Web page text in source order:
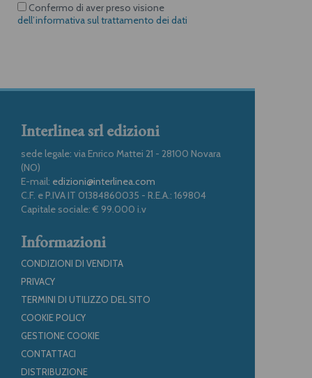
Confermo di aver preso visione
dell’informativa sul trattamento dei dati
Interlinea srl edizioni
sede legale: via Enrico Mattei 21 - 28100 Novara
(NO)
E-mail: edizioni@interlinea.com
C.F. e P.IVA IT 01384860035 - R.E.A.: 169804
Capitale sociale: € 99.000 i.v
Informazioni
CONDIZIONI DI VENDITA
PRIVACY
TERMINI DI UTILIZZO DEL SITO
COOKIE POLICY
GESTIONE COOKIE
CONTATTACI
DISTRIBUZIONE